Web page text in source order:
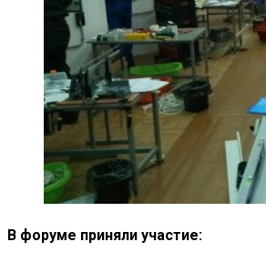
В форуме приняли участие: